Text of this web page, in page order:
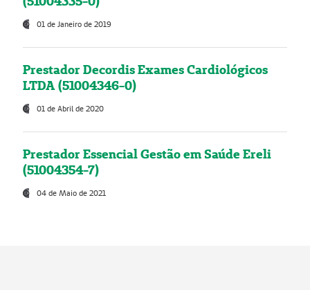
01 de Janeiro de 2019
Prestador Decordis Exames Cardiológicos
LTDA (51004346-0)
01 de Abril de 2020
Prestador Essencial Gestão em Saúde Ereli
(51004354-7)
04 de Maio de 2021